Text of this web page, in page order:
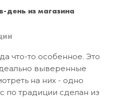
день из магазина
что-то особенное. Это
выверенные
на них - одно
по традиции сделан из